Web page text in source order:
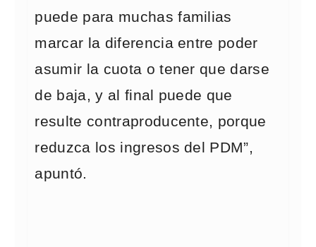
puede para muchas familias
marcar la diferencia entre poder
asumir la cuota o tener que darse
de baja, y al final puede que
resulte contraproducente, porque
reduzca los ingresos del PDM”,
apuntó.